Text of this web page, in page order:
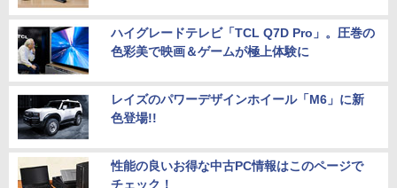
ハイグレードテレビ「TCL Q7D Pro」。圧巻の
色彩美で映画＆ゲームが極上体験に
レイズのパワーデザインホイール「M6」に新
色登場!!
性能の良いお得な中古PC情報はこのページで
チェック！